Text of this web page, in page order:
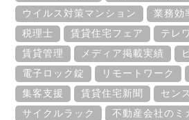
ウイルス対策マンション
業務効
税理士
賃貸住宅フェア テレ
賃貸管理
メディア掲載実績
電子ロック錠
リモートワーク
集客支援
賃貸住宅新聞
セン
サイクルラック
不動産会社のミ